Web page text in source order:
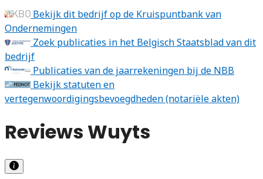
Bekijk dit bedrijf op de Kruispuntbank van
Ondernemingen
Zoek publicaties in het Belgisch Staatsblad van dit
bedrijf
Publicaties van de jaarrekeningen bij de NBB
Bekijk statuten en
vertegenwoordigingsbevoegdheden (notariële akten)
Reviews Wuyts